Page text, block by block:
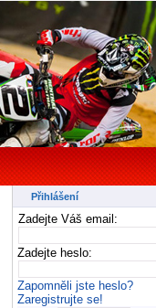
Přihlášení
Zadejte Váš email:
Zadejte heslo:
Zapomněli jste heslo?
Zaregistrujte se!